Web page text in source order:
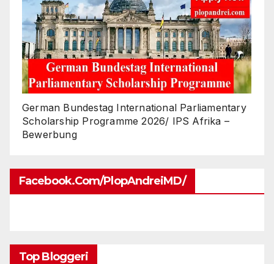
German Bundestag International Parliamentary
Scholarship Programme 2026/ IPS Afrika –
Bewerbung
Facebook.com/PlopAndreiMD/
Top Bloggeri